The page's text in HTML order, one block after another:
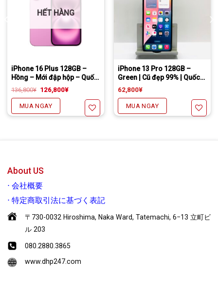
HẾT HÀNG
iPhone 16 Plus 128GB –
Hồng – Mới đập hộp – Quốc
Tế
136,800¥ Giá
là:
136,800¥.
126,800¥Giá
126,800¥.
MUA NGAY
iPhone 13 Pro 128GB –
Green | Cũ đẹp 99% | Quốc
Tế.
62,800¥
MUA NGAY
About US
⋅ 会社概要
⋅ 特定商取引法に基づく表記
〒730-0032 Hiroshima, Naka Ward, Tatemachi, 6−13 立町ビ
ル 203
080.2880.3865
www.dhp247.com